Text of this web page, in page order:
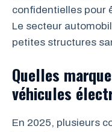
confidentielles pour
Le secteur
petites structures
Quelles
véhicules
En 2025, plusieurs